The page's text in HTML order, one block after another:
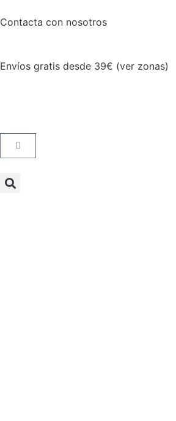
Contacta con nosotros
Envíos gratis desde 39€ (ver zonas)